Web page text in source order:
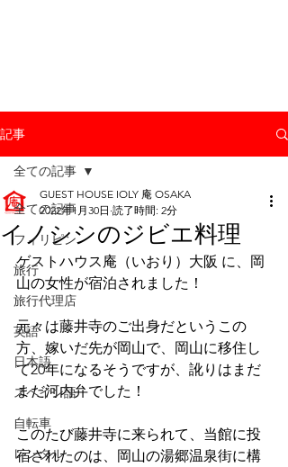
記事
全ての記事
フィリピン
旅行
旅行代理店
英語
日本語
スペイン語
自転車
レンタル
全ての記事
イノシシのジビエ料理
GUEST HOUSE IOLY 庵 OSAKA
2022年1月30日 読了時間: 2分
ゲストハウス庵（いおり）大阪 に、岡
山の女性が宿泊されました！
元々は藤井寺のご出身だというこの
方、嫁いだ先が岡山で、岡山に移住し
て20年になるそうですが、訛りはまだ
まだ河内弁でした！
このたび藤井寺に来られて、当館に投
宿されたのは、岡山の湯郷温泉街に構